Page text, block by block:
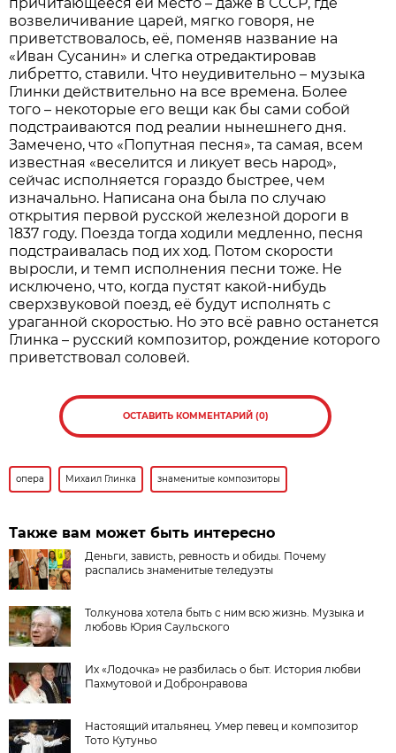
возвеличивание царей, мягко говоря, не
приветствовалось, её, поменяв название на
«Иван Сусанин» и слегка отредактировав
либретто, ставили. Что неудивительно – музыка
Глинки дейст­вительно на все времена. Более
того – некоторые его вещи как бы сами собой
подстраиваются под реалии нынешнего дня.
Замечено, что «Попутная песня», та самая, всем
известная «веселится и ликует весь народ»,
сейчас исполняется гораздо быстрее, чем
изначально. Написана она была по случаю
открытия первой русской железной дороги в
1837 году. Поезда тогда ходили медленно, песня
подстраивалась под их ход. Потом скорости
выросли, и темп исполнения песни тоже. Не
исключено, что, когда пустят какой-нибудь
сверхзвуковой поезд, её будут исполнять с
ураганной скоростью. Но это всё равно останется
Глинка – русский композитор, рождение которого
приветствовал соловей.
ОСТАВИТЬ КОММЕНТАРИЙ (0)
опера Михаил Глинка знаменитые композиторы
Также вам может быть интересно
Деньги, зависть, ревность и обиды. Почему
распались знаменитые теледуэты
Толкунова хотела быть с ним всю жизнь. Музыка и
любовь Юрия Саульского
Их «Лодочка» не разбилась о быт. История любви
Пахмутовой и Добронравова
Настоящий итальянец. Умер певец и композитор
Тото Кутуньо